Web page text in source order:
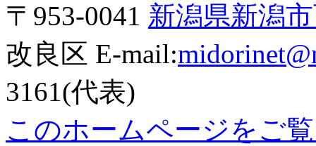
〒953-0041 新潟県新潟
改良区 E-mail:
3161(代表)
このホームページをご